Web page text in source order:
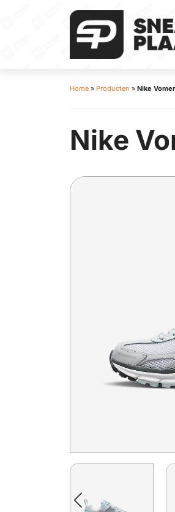
Home » Producten » Nike
Nike